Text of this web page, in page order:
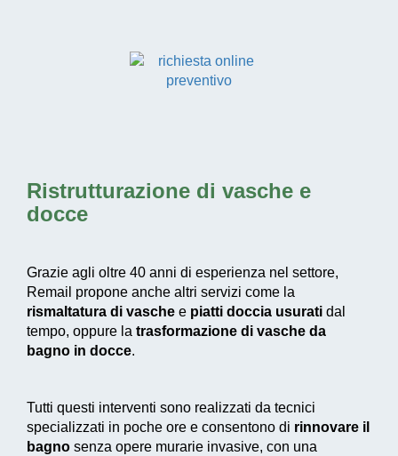
Ristrutturazione di vasche e
docce
Grazie agli oltre 40 anni di esperienza nel settore,
Remail propone anche altri servizi come la
rismaltatura di vasche e piatti doccia usurati dal
tempo, oppure la trasformazione di vasche da
bagno in docce.
Tutti questi interventi sono realizzati da tecnici
specializzati in poche ore e consentono di rinnovare il
bagno senza opere murarie invasive, con una